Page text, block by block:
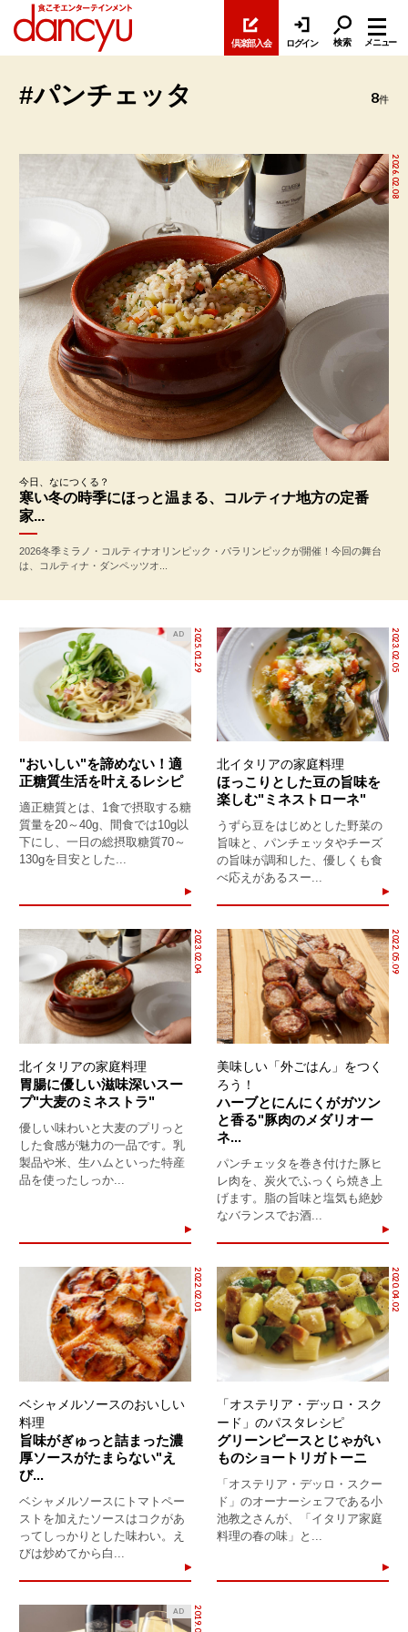
倶楽部入会 ログイン 検索 メニュー
#パンチェッタ 8件
2026.02.08
今日、なにつくる？
寒い冬の時季にほっと温まる、コルティナ地方の定番
家...
2026冬季ミラノ・コルティナオリンピック・パラリンピックが開催！今回の舞台
は、コルティナ・ダンペッツオ...
2025.01.29
AD
"おいしい"を諦めない！適
正糖質生活を叶えるレシピ
適正糖質とは、1食で摂取する糖
質量を20～40g、間食では10g以
下にし、一日の総摂取糖質70～
130gを目安とした...
2023.02.05
北イタリアの家庭料理
ほっこりとした豆の旨味を
楽しむ"ミネストローネ"
うずら豆をはじめとした野菜の
旨味と、パンチェッタやチーズ
の旨味が調和した、優しくも食
べ応えがあるスー...
2023.02.04
北イタリアの家庭料理
胃腸に優しい滋味深いスー
プ"大麦のミネストラ"
優しい味わいと大麦のプリっと
した食感が魅力の一品です。乳
製品や米、生ハムといった特産
品を使ったしっか...
2022.05.09
美味しい「外ごはん」をつく
ろう！
ハーブとにんにくがガツン
と香る"豚肉のメダリオー
ネ...
パンチェッタを巻き付けた豚ヒ
レ肉を、炭火でふっくら焼き上
げます。脂の旨味と塩気も絶妙
なバランスでお酒...
2022.02.01
ベシャメルソースのおいしい
料理
旨味がぎゅっと詰まった濃
厚ソースがたまらない"え
び...
ベシャメルソースにトマトペー
ストを加えたソースはコクがあ
ってしっかりとした味わい。え
びは炒めてから白...
2020.04.02
「オステリア・デッロ・スク
ード」のパスタレシピ
グリーンピースとじゃがい
ものショートリガトーニ
「オステリア・デッロ・スクー
ド」のオーナーシェフである小
池教之さんが、「イタリア家庭
料理の春の味」と...
AD